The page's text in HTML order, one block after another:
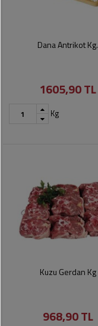
Dana Antrikot Kg.
1605,90 TL
Kg
Kuzu Gerdan Kg
968,90 TL